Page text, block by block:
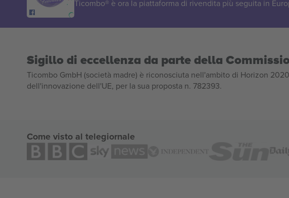
Ticombo® è ora la piattaforma di rivendita più seguita in
Sigillo di eccellenza da parte della
Ticombo GmbH (società madre) è riconosciuta nell'ambito di Horizon
dell'innovazione dell'UE, per la sua proposta n. 782393.
Come visto al telegiornale